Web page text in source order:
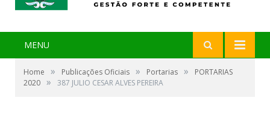
MENU
Home » Publicações Oficiais » Portarias »
PORTARIAS
2020 » 387 JULIO CESAR ALVES PEREIRA